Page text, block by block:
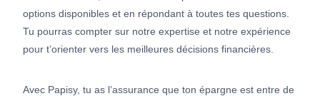
options disponibles et en répondant à toutes tes questions.
Tu pourras compter sur notre expertise et notre expérience
pour t’orienter vers les meilleures décisions financières.
Avec Papisy, tu as l’assurance que ton épargne est entre de